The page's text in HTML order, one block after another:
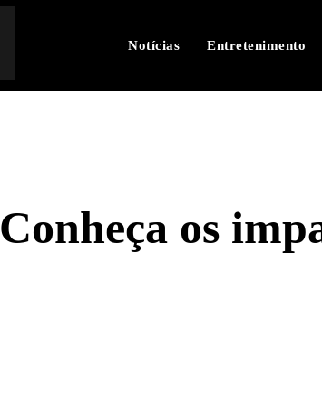
Notícias Entretenimento
Conheça os